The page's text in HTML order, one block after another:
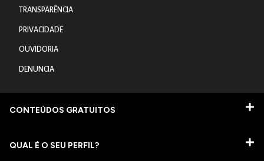
TRANSPARÊNCIA
PRIVACIDADE
OUVIDORIA
DENUNCIA
CONTEÚDOS GRATUITOS
QUAL É O SEU PERFIL?